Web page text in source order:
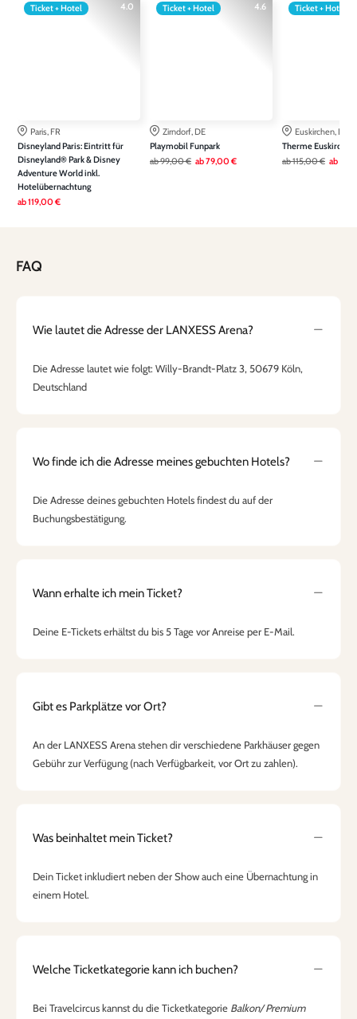
4.0
Ticket + Hotel
Paris, FR
Disneyland Paris: Eintritt für
Disneyland® Park & Disney
Adventure World inkl.
Hotelübernachtung
ab119,00 €
4.6
Ticket + Hotel
Zirndorf, DE
Playmobil Funpark
ab99,00 € ab79,00 €
Ticket + Hotel
Euskirchen, DE
Therme Euskirchen
ab115,00 € ab
FAQ
Wie lautet die Adresse der LANXESS Arena?
Die Adresse lautet wie folgt: Willy-Brandt-Platz 3, 50679 Köln,
Deutschland
Wo finde ich die Adresse meines gebuchten Hotels?
Die Adresse deines gebuchten Hotels findest du auf der
Buchungsbestätigung.
Wann erhalte ich mein Ticket?
Deine E-Tickets erhältst du bis 5 Tage vor Anreise per E-Mail.
Gibt es Parkplätze vor Ort?
An der LANXESS Arena stehen dir verschiedene Parkhäuser gegen
Gebühr zur Verfügung (nach Verfügbarkeit, vor Ort zu zahlen).
Was beinhaltet mein Ticket?
Dein Ticket inkludiert neben der Show auch eine Übernachtung in
einem Hotel.
Welche Ticketkategorie kann ich buchen?
Bei Travelcircus kannst du die Ticketkategorie Balkon/ Premium